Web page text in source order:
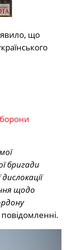
що
бригади
щодо